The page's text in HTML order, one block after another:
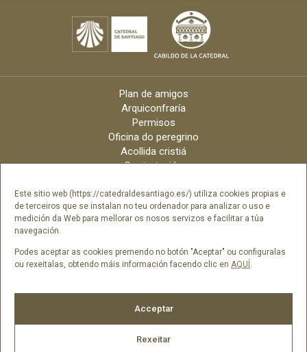
Este sitio web (https://catedraldesantiago.es/) utiliza cookies propias e
de terceiros que se instalan no teu ordenador para analizar o uso e
medición da Web para mellorar os nosos servizos e facilitar a túa
navegación.
Podes aceptar as cookies premendo no botón "Aceptar" ou configuralas
ou rexeitalas, obtendo máis información facendo clic en AQUÍ.
Acceptar
Rexeitar
Plan de amigos
Arquiconfraría
Permisos
Oficina do peregrino
Acollida cristiá
Contratación
Arquidiócese
Créditos
Catálogo Dixital